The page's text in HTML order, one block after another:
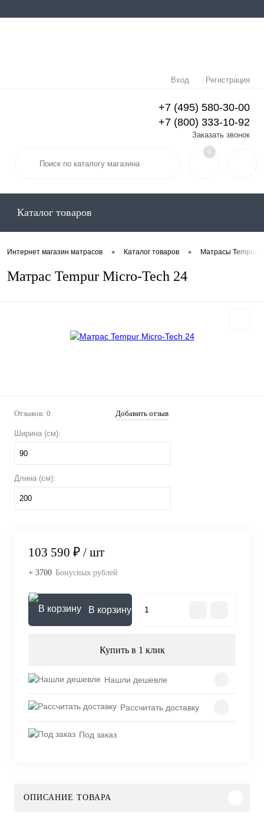
Вход Регистрация
+7 (495) 580-30-00
+7 (800) 333-10-92
Заказать звонок
0
Каталог товаров
Интернет магазин матрасов • Каталог товаров • Матрасы Tempur
Матрас Tempur Micro-Tech 24
Отзывов: 0 Добавить отзыв
Ширина (см):
90
Длина (см):
200
103 590 ₽ / шт
+ 3700 Бонусных рублей
В корзину
Купить в 1 клик
Нашли дешевле
Рассчитать доставку
Под заказ
ОПИСАНИЕ ТОВАРА